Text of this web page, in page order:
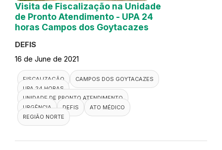
Visita de Fiscalização na Unidade
de Pronto Atendimento - UPA 24
horas Campos dos Goytacazes
DEFIS
16 de June de 2021
FISCALIZAÇÃO
CAMPOS DOS GOYTACAZES
UPA 24 HORAS
UNIDADE DE PRONTO ATENDIMENTO
URGÊNCIA
DEFIS
ATO MÉDICO
REGIÃO NORTE